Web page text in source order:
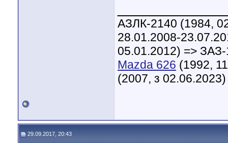
АЗЛК-2140 (1984,
28.01.2008-
05.01.2012) =>
Mazda 626 (1992,
(2007, з 02.06.2023)
29.09.2017, 20:43